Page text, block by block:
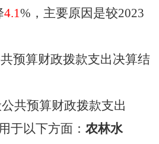
4.1%，主要原因是较2023
共预算财政拨款支出决算结
共预算财政拨款支出
于以下方面： 农林水